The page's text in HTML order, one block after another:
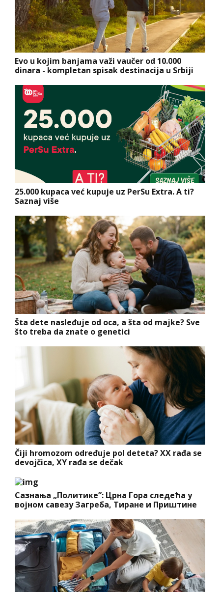
Evo u kojim banjama važi vaučer od 10.000
dinara - kompletan spisak destinacija u Srbiji
25.000 kupaca već kupuje uz PerSu Extra. A ti?
Saznaj više
Šta dete nasleđuje od oca, a šta od majke? Sve
što treba da znate o genetici
Čiji hromozom određuje pol deteta? XX rađa se
devojčica, XY rađa se dečak
Сазнања „Политике”: Црна Гора следећа у
војном савезу Загреба, Тиране и Приштине